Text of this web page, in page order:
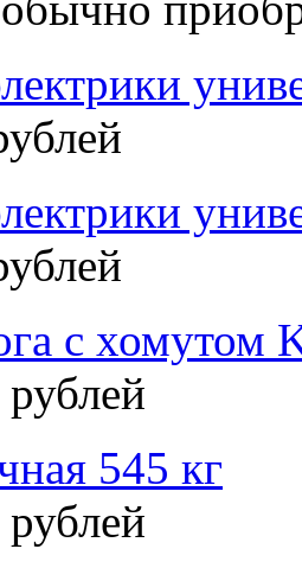
с хомутом
545 кг